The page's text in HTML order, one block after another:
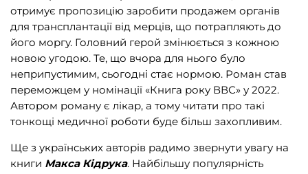
отримує пропозицію заробити продажем органів
для трансплантації від мерців, що потрапляють до
його моргу. Головний герой змінюється з кожною
новою угодою. Те, що вчора для нього було
неприпустимим, сьогодні стає нормою. Роман став
переможцем у номінації «Книга року ВВС» у 2022.
Автором роману є лікар, а тому читати про такі
тонкощі медичної роботи буде більш захопливим.
Ще з українських авторів радимо звернути увагу на
книги Макса Кідрука. Найбільшу популярність